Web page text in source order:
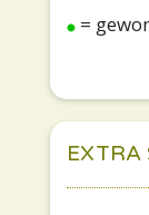
=
EXTRA